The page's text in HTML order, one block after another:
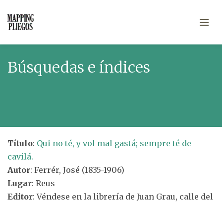
Búsquedas e índices
Título: Qui no té, y vol mal gastá; sempre té de
cavilá.
Autor: Ferrér, José (1835-1906)
Lugar: Reus
Editor: Véndese en la librería de Juan Grau, calle del